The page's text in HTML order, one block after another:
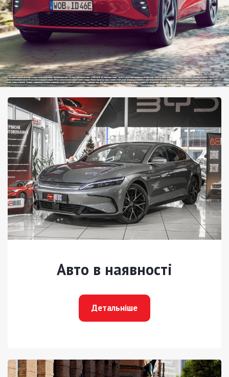
Авто в наявності
Детальніше